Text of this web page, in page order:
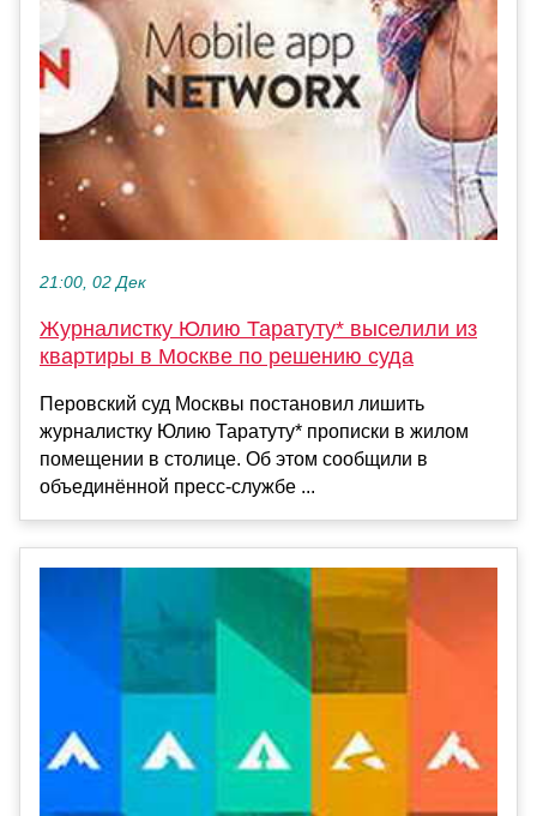
21:00, 02 Дек
Журналистку Юлию Таратуту* выселили из
квартиры в Москве по решению суда
Перовский суд Москвы постановил лишить
журналистку Юлию Таратуту* прописки в жилом
помещении в столице. Об этом сообщили в
объединённой пресс-службе ...